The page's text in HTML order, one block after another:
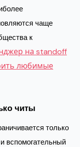
чаще
к
на standoff
любимые
читы
только
вспомогательный